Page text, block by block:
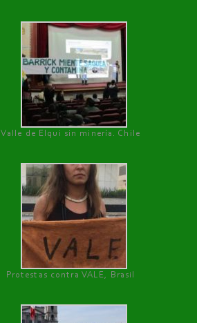
Valle de Elqui sin minería. Chile
Protestas contra VALE, Brasil